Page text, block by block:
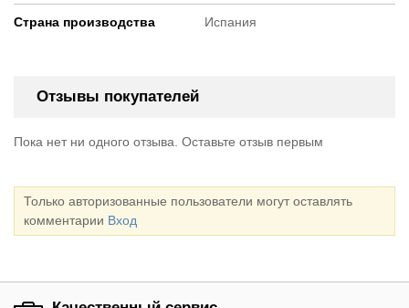
Страна производства Испания
Отзывы покупателей
Пока нет ни одного отзыва. Оставьте отзыв первым
Только авторизованные пользователи могут оставлять
комментарии Вход